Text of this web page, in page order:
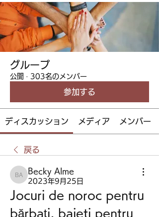
グループ
公開 · 303名のメンバー
参加する
ディスカッション メディア メンバー
戻る
Becky Alme
Becky Alme
2023年9月25日
Jocuri de noroc pentru
bărbați, baieti pentru